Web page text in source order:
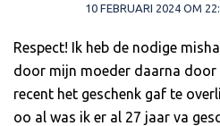
10 FEBRUARI 2024 OM
Respect! Ik heb de nodige
door mijn moeder daarna door
recent het geschenk gaf te
oo al was ik er al 27 jaar va